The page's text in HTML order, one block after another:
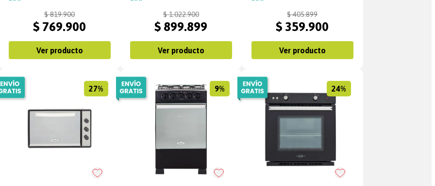
$ 819.900
$ 769.900
Ver producto
$ 1.022.900
$ 899.899
Ver producto
$ 405.899
$ 359.900
Ver producto
27% 9% 24%